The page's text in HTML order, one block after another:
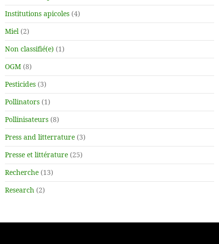
Institutions apicoles (4)
Miel(2)
Non classifié(e) (1)
OGM (8)
Pesticides (3)
Pollinators (1)
Pollinisateurs (8)
Press and litterrature (3)
Presse et littérature (25)
Recherche (13)
Research (2)